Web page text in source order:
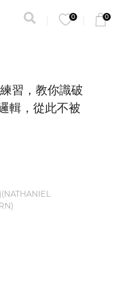
0 0
習，教你識破
輯，從此不被